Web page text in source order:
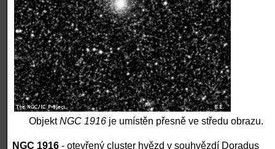
ObjektNGC 1916je umístěn přesně ve středu obrazu.
NGC 1916 - otevřený cluster hvězd v souhvězdí Doradus